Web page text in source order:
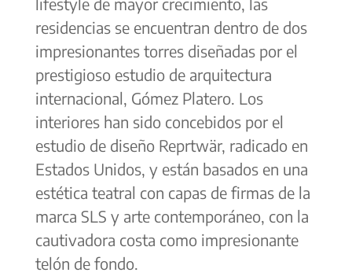
residencias se encuentran dentro de dos
impresionantes torres diseñadas por el
prestigioso estudio de arquitectura
internacional, Gómez Platero. Los
interiores han sido concebidos por el
estudio de diseño Reprtwär, radicado en
Estados Unidos, y están basados en una
estética teatral con capas de firmas de la
marca SLS y arte contemporáneo, con la
cautivadora costa como impresionante
telón de fondo.